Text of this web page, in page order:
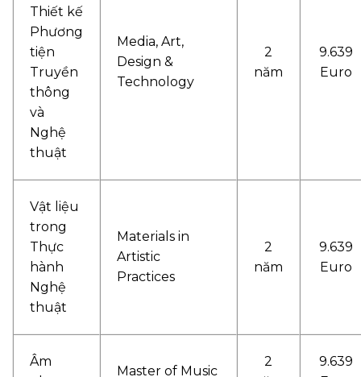
Thiết kế
Phương
tiện
Truyền
thông
và
Nghệ
thuật
Media, Art,
Design &
Technology
2
năm
9.639
Euro
Vật liệu
trong
Thực
hành
Nghệ
thuật
Materials in
Artistic
Practices
2
năm
9.639
Euro
Âm
Master of Music
2
9.639